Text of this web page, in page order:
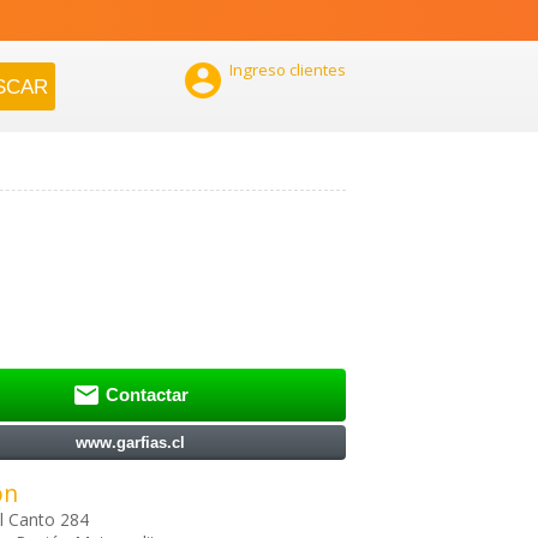
 Ingreso clientes
 Contactar
www.garfias.cl
Canto 284